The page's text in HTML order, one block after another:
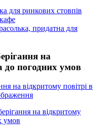
придатна для
на
до погодних умов